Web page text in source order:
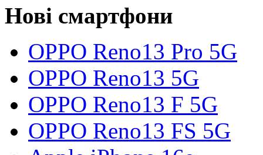
Нові смартфони
OPPO Reno13 Pro 5G
OPPO Reno13 5G
OPPO Reno13 F 5G
OPPO Reno13 FS 5G